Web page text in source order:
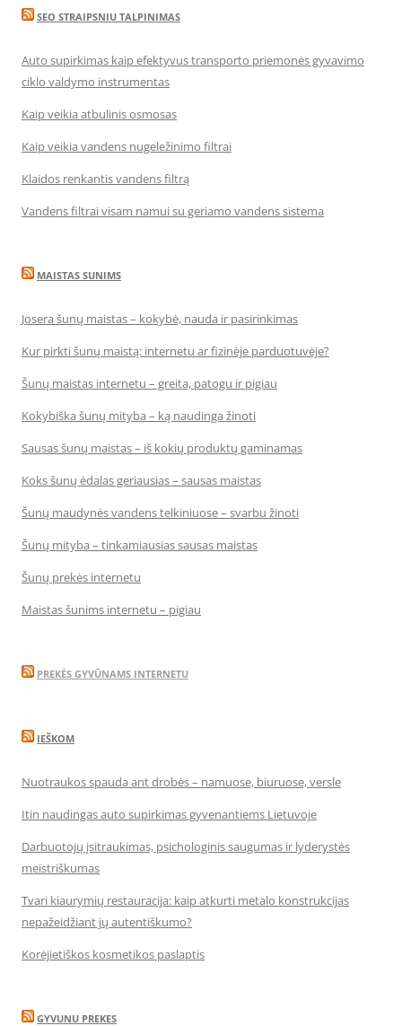
SEO STRAIPSNIU TALPINIMAS
Auto supirkimas kaip efektyvus transporto priemonės gyvavimo
ciklo valdymo instrumentas
Kaip veikia atbulinis osmosas
Kaip veikia vandens nugeležinimo filtrai
Klaidos renkantis vandens filtrą
Vandens filtrai visam namui su geriamo vandens sistema
MAISTAS SUNIMS
Josera šunų maistas – kokybė, nauda ir pasirinkimas
Kur pirkti šunų maistą: internetu ar fizinėje parduotuvėje?
Šunų maistas internetu – greita, patogu ir pigiau
Kokybiška šunų mityba – ką naudinga žinoti
Sausas šunų maistas – iš kokių produktų gaminamas
Koks šunų ėdalas geriausias – sausas maistas
Šunų maudynės vandens telkiniuose – svarbu žinoti
Šunų mityba – tinkamiausias sausas maistas
Šunų prekės internetu
Maistas šunims internetu – pigiau
PREKĖS GYVŪNAMS INTERNETU
IEŠKOM
Nuotraukos spauda ant drobės – namuose, biuruose, versle
Itin naudingas auto supirkimas gyvenantiems Lietuvoje
Darbuotojų įsitraukimas, psichologinis saugumas ir lyderystės
meistriškumas
Tvari kiaurymių restauracija: kaip atkurti metalo konstrukcijas
nepažeidžiant jų autentiškumo?
Korėjietiškos kosmetikos paslaptis
GYVUNU PREKES